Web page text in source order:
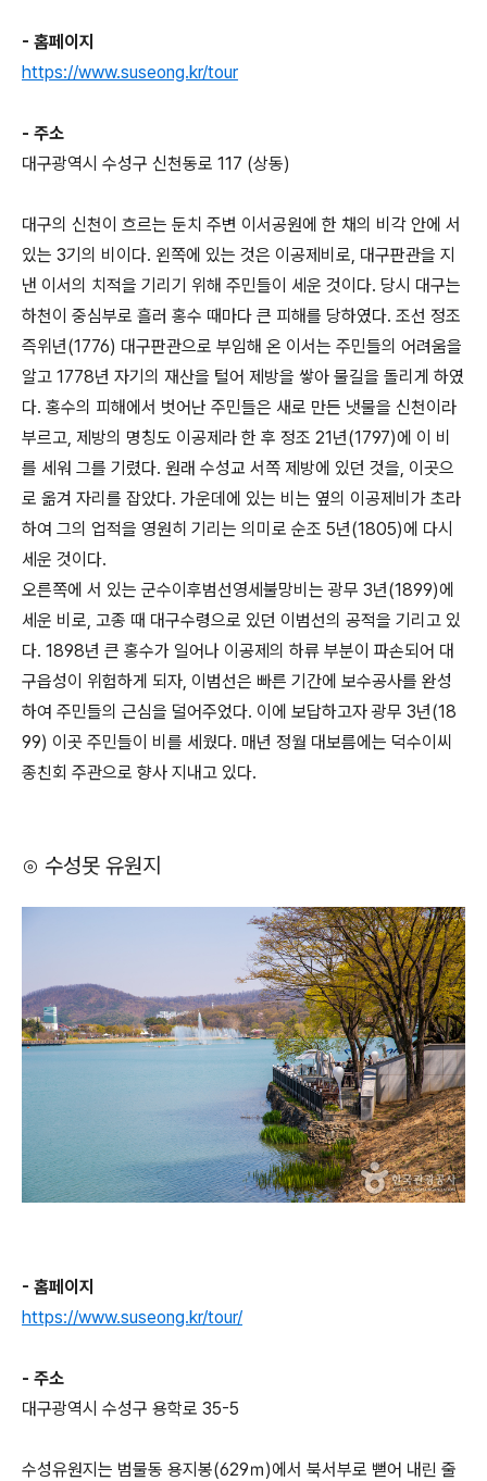
- 홈페이지
https://www.suseong.kr/tour
- 주소
대구광역시 수성구 신천동로 117 (상동)
대구의 신천이 흐르는 둔치 주변 이서공원에 한 채의 비각 안에 서
있는 3기의 비이다. 왼쪽에 있는 것은 이공제비로, 대구판관을 지
낸 이서의 치적을 기리기 위해 주민들이 세운 것이다. 당시 대구는
하천이 중심부로 흘러 홍수 때마다 큰 피해를 당하였다. 조선 정조
즉위년(1776) 대구판관으로 부임해 온 이서는 주민들의 어려움을
알고 1778년 자기의 재산을 털어 제방을 쌓아 물길을 돌리게 하였
다. 홍수의 피해에서 벗어난 주민들은 새로 만든 냇물을 신천이라
부르고, 제방의 명칭도 이공제라 한 후 정조 21년(1797)에 이 비
를 세워 그를 기렸다. 원래 수성교 서쪽 제방에 있던 것을, 이곳으
로 옮겨 자리를 잡았다. 가운데에 있는 비는 옆의 이공제비가 초라
하여 그의 업적을 영원히 기리는 의미로 순조 5년(1805)에 다시
세운 것이다.
오른쪽에 서 있는 군수이후범선영세불망비는 광무 3년(1899)에
세운 비로, 고종 때 대구수령으로 있던 이범선의 공적을 기리고 있
다. 1898년 큰 홍수가 일어나 이공제의 하류 부분이 파손되어 대
구읍성이 위험하게 되자, 이범선은 빠른 기간에 보수공사를 완성
하여 주민들의 근심을 덜어주었다. 이에 보답하고자 광무 3년(18
99) 이곳 주민들이 비를 세웠다. 매년 정월 대보름에는 덕수이씨
종친회 주관으로 향사 지내고 있다.
⊙ 수성못 유원지
- 홈페이지
https://www.suseong.kr/tour/
- 주소
대구광역시 수성구 용학로 35-5
수성유원지는 범물동 용지봉(629ｍ)에서 북서부로 뻗어 내린 줄